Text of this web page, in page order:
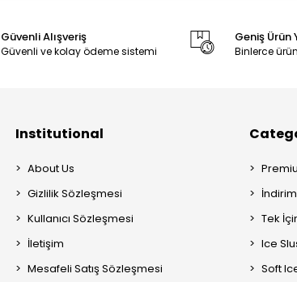
Güvenli Alışveriş
Güvenli ve kolay ödeme sistemi
Geniş Ürün
Binlerce
Institutional
About Us
Gizlilik Sözleşmesi
Kullanıcı Sözleşmesi
İletişim
Mesafeli Satış Sözleşmesi
İndirim
Tek
Ice
Soft